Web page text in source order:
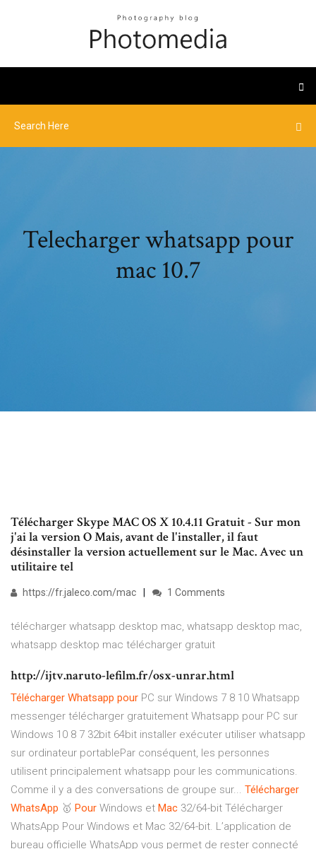
Telecharger whatsapp pour
mac 10.7
Télécharger Skype MAC OS X 10.4.11 Gratuit - Sur mon
j'ai la version O Mais, avant de l'installer, il faut
désinstaller la version actuellement sur le Mac. Avec un
utilitaire tel
https://fr.jaleco.com/mac 1 Comments
télécharger whatsapp desktop mac, whatsapp desktop mac,
whatsapp desktop mac télécharger gratuit
http://ijtv.naruto-lefilm.fr/osx-unrar.html
Télécharger Whatsapp pour PC sur Windows 7 8 10 Whatsapp
messenger télécharger gratuitement Whatsapp pour PC sur
Windows 10 8 7 32bit 64bit installer exécuter utiliser whatsapp
sur ordinateur portablePar conséquent, les personnes
utilisent principalement whatsapp pour les communications.
Comme il y a des conversations de groupe sur... Télécharger
WhatsApp 🥇 Pour Windows et Mac 32/64-bit Télécharger
WhatsApp Pour Windows et Mac 32/64-bit. L’application de
bureau officielle WhatsApp vous permet de rester connecté